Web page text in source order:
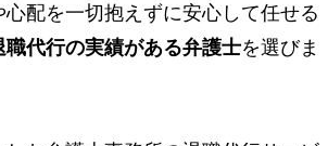
配を一切抱えずに安心して任せる
職代行の実績がある弁護士を選びま